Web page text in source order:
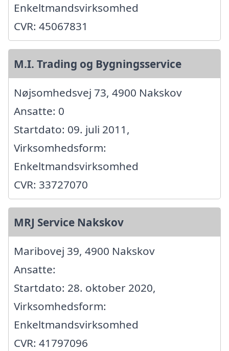
Enkeltmandsvirksomhed
CVR: 45067831
M.I. Trading og Bygningsservice
Nøjsomhedsvej 73, 4900 Nakskov
Ansatte: 0
Startdato: 09. juli 2011,
Virksomhedsform:
Enkeltmandsvirksomhed
CVR: 33727070
MRJ Service Nakskov
Maribovej 39, 4900 Nakskov
Ansatte:
Startdato: 28. oktober 2020,
Virksomhedsform:
Enkeltmandsvirksomhed
CVR: 41797096